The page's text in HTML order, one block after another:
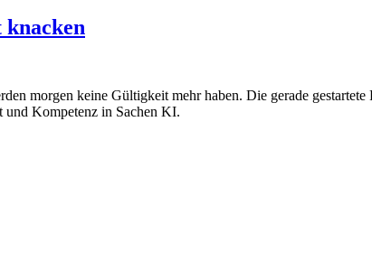
knacken
morgen keine Gültigkeit mehr haben. Die gerade
und Kompetenz in Sachen KI.